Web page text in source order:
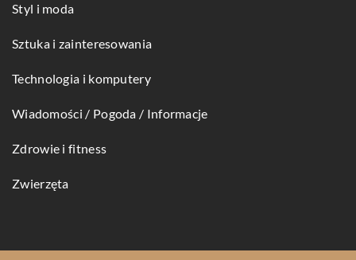
Styl i moda
Sztuka i zainteresowania
Technologia i komputery
Wiadomości / Pogoda / Informacje
Zdrowie i fitness
Zwierzęta